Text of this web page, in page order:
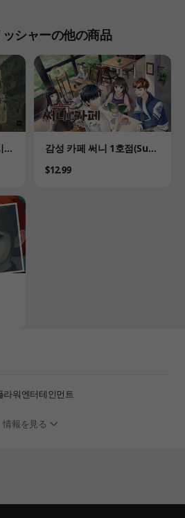
シャーの他の商品
Product
감성 카페 써니 1호점(Sun
Price
$12.99
라워엔터테인먼트
情報を見る